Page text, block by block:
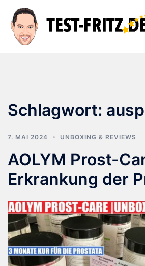
Inhalt
springen
Schlagwort:
7. MAI 2024 UNBOXING & REVIEWS
AOLYM Prost-
Erkrankung der